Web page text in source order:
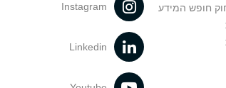
חופש המידע
Instagram
Linkedin